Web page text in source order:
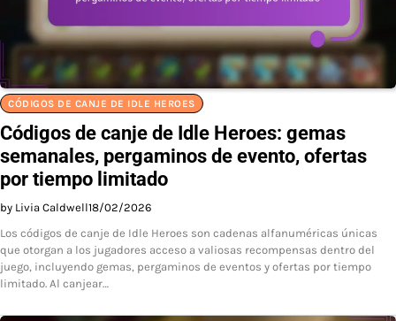
CÓDIGOS DE CANJE DE IDLE HEROES
Códigos de canje de Idle Heroes: gemas
semanales, pergaminos de evento, ofertas
por tiempo limitado
by Livia Caldwell18/02/2026
Los códigos de canje de Idle Heroes son cadenas alfanuméricas únicas
que otorgan a los jugadores acceso a valiosas recompensas dentro del
juego, incluyendo gemas, pergaminos de eventos y ofertas por tiempo
limitado. Al canjear…